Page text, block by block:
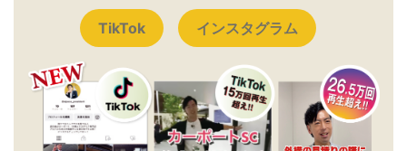
TikTok インスタグラム